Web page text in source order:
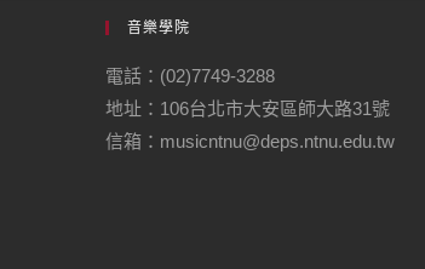
音樂學院
電話：(02)7749-3288
地址：106台北市大安區師大路31號
信箱：musicntnu@deps.ntnu.edu.tw